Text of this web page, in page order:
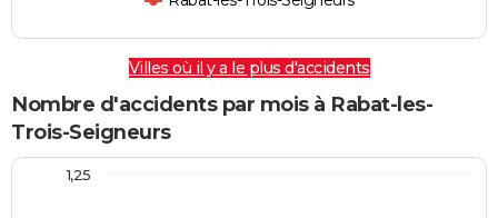
Villes où il y a le plus d'accidents
Nombre d'accidents par mois à Rabat-les-
Trois-Seigneurs
1,25